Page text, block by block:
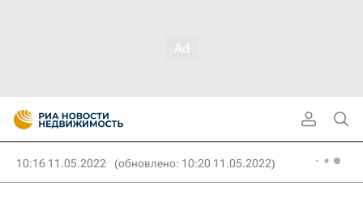
10:16 11.05.2022 (обновлено: 10:20 11.05.2022)